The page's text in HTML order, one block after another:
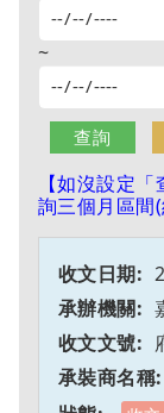
~
【如沒設定
詢三個月區間(